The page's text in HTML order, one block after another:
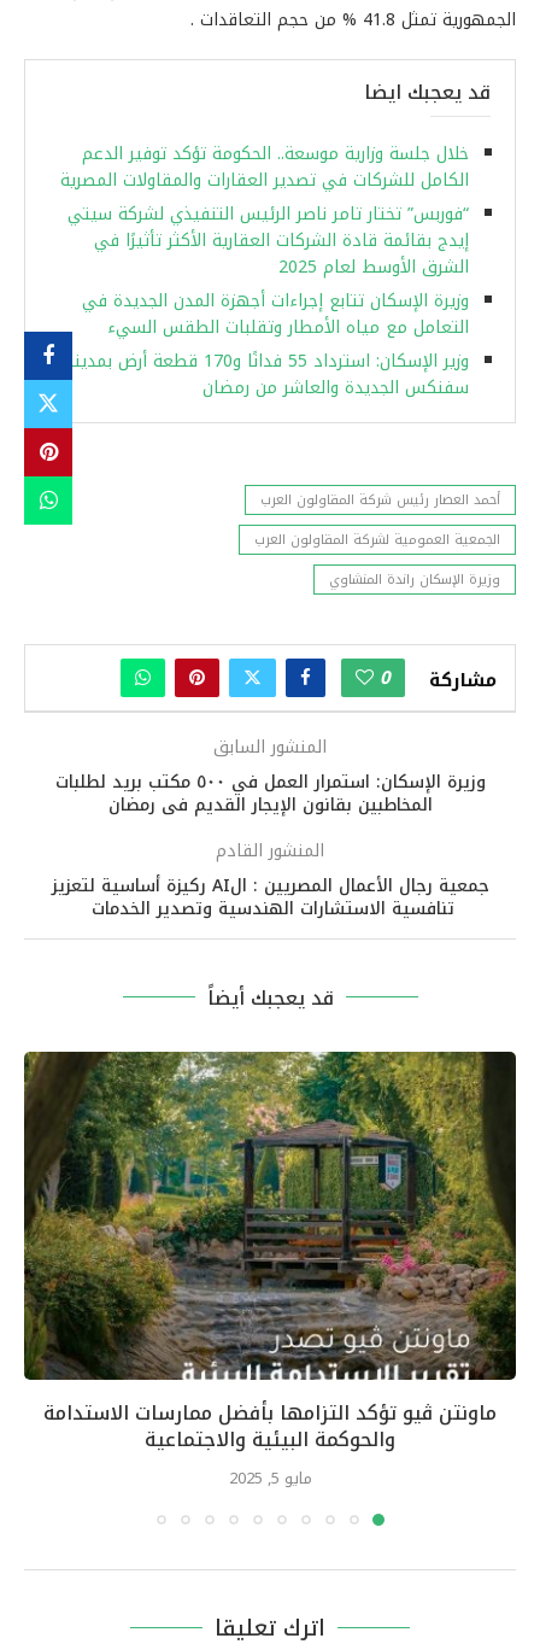
الجمهورية تمثل 41.8 % من حجم التعاقدات .
قد يعجبك ايضا
خلال جلسة وزارية موسعة.. الحكومة تؤكد توفير الدعم
الكامل للشركات في تصدير العقارات والمقاولات المصرية
“فوربس” تختار تامر ناصر الرئيس التنفيذي لشركة سيتي
إيدج بقائمة قادة الشركات العقارية الأكثر تأثيرًا في
الشرق الأوسط لعام 2025
وزيرة الإسكان تتابع إجراءات أجهزة المدن الجديدة في
التعامل مع مياه الأمطار وتقلبات الطقس السيء
وزير الإسكان: استرداد 55 فدانًا و170 قطعة أرض بمدينتي
سفنكس الجديدة والعاشر من رمضان
أحمد العصار رئيس شركة المقاولون العرب
الجمعية العمومية لشركة المقاولون العرب
وزيرة الإسكان راندة المنشاوي
مشاركة 0
المنشور السابق
وزيرة الإسكان: استمرار العمل في ٥٠٠ مكتب بريد لطلبات
المخاطبين بقانون الإيجار القديم فى رمضان
المنشور القادم
جمعية رجال الأعمال المصريين : الAI ركيزة أساسية لتعزيز
تنافسية الاستشارات الهندسية وتصدير الخدمات
قد يعجبك أيضاً
ماونتن ڤيو تؤكد التزامها بأفضل ممارسات الاستدامة
والحوكمة البيئية والاجتماعية
مايو 5, 2025
اترك تعليقا